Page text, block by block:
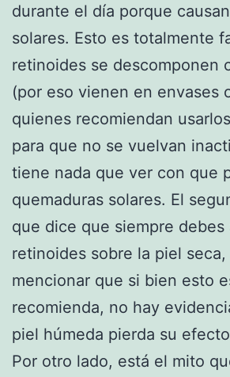
durante el día porque
solares. Esto es totalmente
retinoides se descomponen
(por eso vienen en envases
quienes recomiendan
para que no se vuelvan
tiene nada que ver con que
quemaduras solares. El
que dice que siempre debes
retinoides sobre la piel
mencionar que si bien esto
recomienda, no hay
piel húmeda pierda su
Por otro lado, está el mito